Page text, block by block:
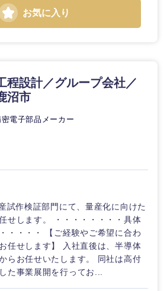
経営企画
その他企画業務
サービス・制作、ゲーム
・アパレル・消費財
外食
件を入力ください
スタートアップ企
海外勤務あり
年間休日120日以
上
制 社宅・家賃補助有
お気に入り
程設計／グループ会社／
沼市
電子部品メーカー
試作検証部門にて、量産化に向けた
せします。 ・・・・・・・・具体
・・・・ 【ご経験やご希望に合わ
任せします】 入社直後は、半導体
らお任せいたします。 同社は高付
た事業展開を行ってお...